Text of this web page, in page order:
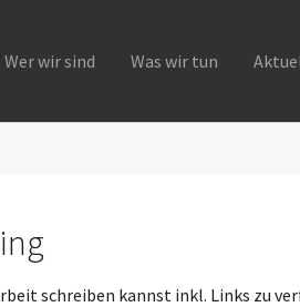
Wer wir sind Was wir tun
schreiben kannst inkl. Links zu